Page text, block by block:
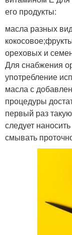
его продукты:
масла разных
ореховых и
Для снабжения
употребление
масла с
процедуры
первый раз
следует
смывать